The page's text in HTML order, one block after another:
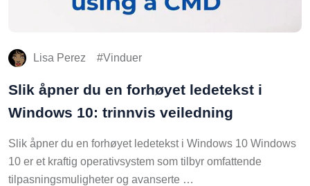
Lisa Perez Vinduer
Slik åpner du en forhøyet ledetekst i
Windows 10: trinnvis veiledning
Slik åpner du en forhøyet ledetekst i Windows 10 Windows
10 er et kraftig operativsystem som tilbyr omfattende
tilpasningsmuligheter og avanserte …